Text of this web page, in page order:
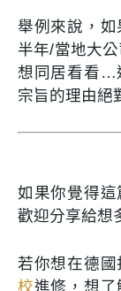
舉例來說，
半年/當地大
想同居看看…
宗旨的理由絕
如果你覺得這
歡迎分享給想
若你想在德
校進修，想了